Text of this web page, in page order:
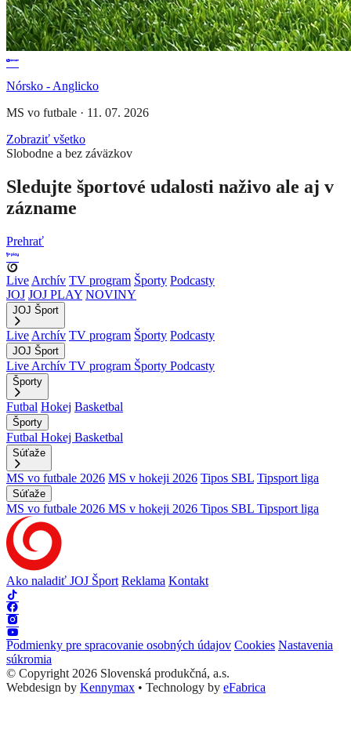
Nórsko - Anglicko
MS vo futbale · 11. 07. 2026
Zobraziť všetko
Slobodne a bez záväzkov
Sledujte športové udalosti naživo ale aj v
zázname
Prehrať
Live Archív TV program Športy Podcasty
JOJ JOJ PLAY NOVINY
JOJ Šport
Live Archív TV program Športy Podcasty
JOJ Šport
Live Archív TV program Športy Podcasty
Športy
Futbal Hokej Basketbal
Športy
Futbal Hokej Basketbal
Súťaže
MS vo futbale 2026 MS v hokeji 2026 Tipos SBL Tipsport liga
Súťaže
MS vo futbale 2026 MS v hokeji 2026 Tipos SBL Tipsport liga
Ako naladiť JOJ Šport Reklama Kontakt
Podmienky pre spracovanie osobných údajov Cookies Nastavenia
súkromia
© Copyright 2026 Slovenská produkčná, a.s.
Webdesign by Kennymax • Technology by eFabrica